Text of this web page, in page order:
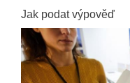
Jak podat výpověď